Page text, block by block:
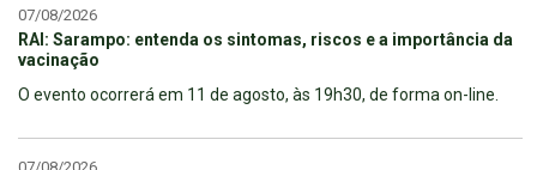
07/08/2026
RAI: Sarampo: entenda os sintomas, riscos e a importância da
vacinação
O evento ocorrerá em 11 de agosto, às 19h30, de forma on-line.